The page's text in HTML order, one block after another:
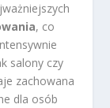
, co
salony czy
zachowana
dla osób